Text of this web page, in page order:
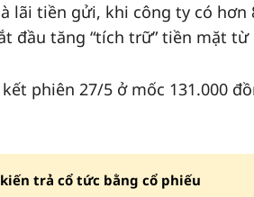
lãi tiền gửi, khi công ty có
đầu tăng “tích trữ” tiền mặt từ
phiên 27/5 ở mốc 131.000
trả cổ tức bằng cổ phiếu